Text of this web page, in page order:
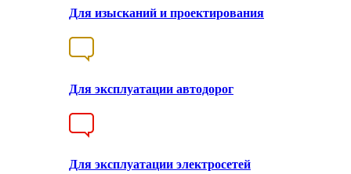
Для изысканий и проектирования
Для эксплуатации автодорог
Для эксплуатации электросетей